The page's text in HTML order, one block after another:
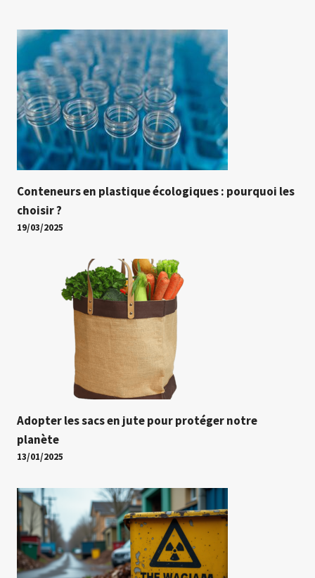
Conteneurs en plastique écologiques : pourquoi les
choisir ?
19/03/2025
Adopter les sacs en jute pour protéger notre
planète
13/01/2025